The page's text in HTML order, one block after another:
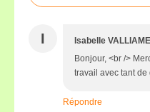
I Isabelle VALLIAME
Bonjour, <br />
travail avec tant de
Répondre